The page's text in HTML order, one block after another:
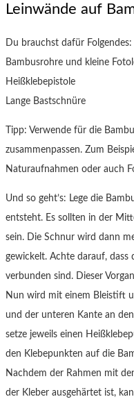
Leinwände auf
Du brauchst dafür Folgendes:
Bambusrohre und kleine
Heißklebepistole
Lange Bastschnüre
Tipp: Verwende für die
zusammenpassen. Zum
Naturaufnahmen oder auch
Und so geht’s: Lege die
entsteht. Es sollten in der
sein. Die Schnur wird dann
gewickelt. Achte darauf,
verbunden sind. Dieser
Nun wird mit einem Bleistift
und der unteren Kante an
setze jeweils einen
den Klebepunkten auf die
Nachdem der Rahmen mit
der Kleber ausgehärtet ist,